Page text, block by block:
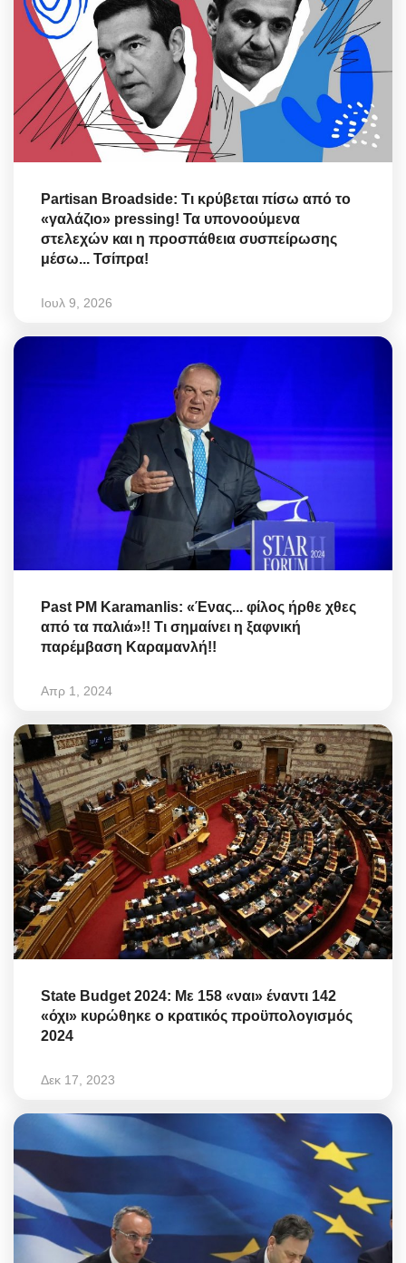
Partisan Broadside: Τι κρύβεται πίσω από το
«γαλάζιο» pressing! Τα υπονοούμενα
στελεχών και η προσπάθεια συσπείρωσης
μέσω... Τσίπρα!
Ιουλ 9, 2026
Past PM Karamanlis: «Ένας... φίλος ήρθε χθες
από τα παλιά»!! Τι σημαίνει η ξαφνική
παρέμβαση Καραμανλή!!
Απρ 1, 2024
State Budget 2024: Με 158 «ναι» έναντι 142
«όχι» κυρώθηκε ο κρατικός προϋπολογισμός
2024
Δεκ 17, 2023